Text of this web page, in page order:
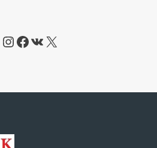
Instagram
Facebook
ВКонтакте
X